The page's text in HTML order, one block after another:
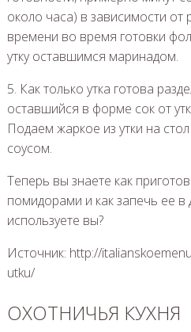
около часа) в зависимости от
времени во время готовки
утку оставшимся маринадом.
5. Как только утка готова
оставшийся в форме сок от
Подаем жаркое из утки на
соусом.
Теперь вы знаете как
помидорами и как запечь ее в
используете вы?
Источник: http://
utku/
ОХОТНИЧЬЯ КУХНЯ